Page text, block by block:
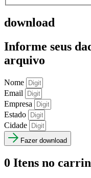
download
Informe seus
arquivo
Nome
Email
Empresa
Estado
Cidade
Fazer download
0 Itens no